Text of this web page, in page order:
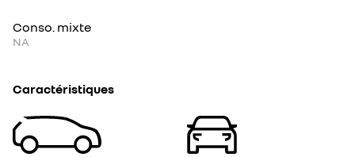
Conso. mixte
NA
Caractéristiques